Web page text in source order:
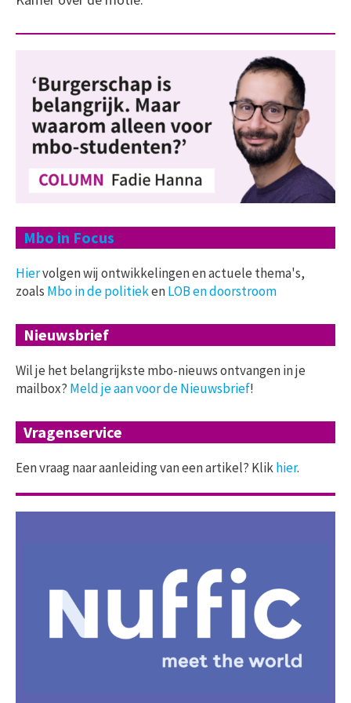
Mbo in Focus
Hiervolgen wij ontwikkelingen en actuele thema's,
zoals Mbo in de politiekenLOB en doorstroom
Nieuwsbrief
Wil je het belangrijkste mbo-nieuws ontvangen in je
mailbox? Meld je aan voor de Nieuwsbrief!
Vragenservice
Een vraag naar aanleiding van een artikel? Klikhier.